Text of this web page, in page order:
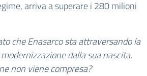
arriva a superare i 280 milioni
che Enasarco sta attraversando la
dalla sua nascita.
non viene compresa?